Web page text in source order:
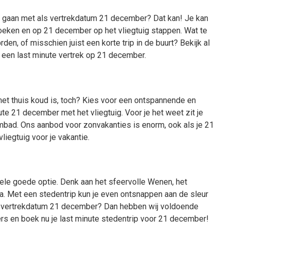
met als vertrekdatum 21 december? Dat kan! Je kan
en op 21 december op het vliegtuig stappen. Wat te
of misschien juist een korte trip in de buurt? Bekijk al
last minute vertrek op 21 december.
thuis koud is, toch? Kies voor een ontspannende en
21 december met het vliegtuig. Voor je het weet zit je
Ons aanbod voor zonvakanties is enorm, ook als je 21
voor je vakantie.
goede optie. Denk aan het sfeervolle Wenen, het
Met een stedentrip kun je even ontsnappen aan de sleur
21 december? Dan hebben wij voldoende
en boek nu je last minute stedentrip voor 21 december!